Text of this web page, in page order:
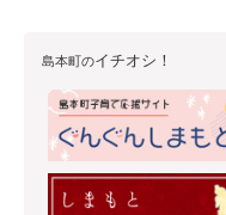
島本町のイチオシ！